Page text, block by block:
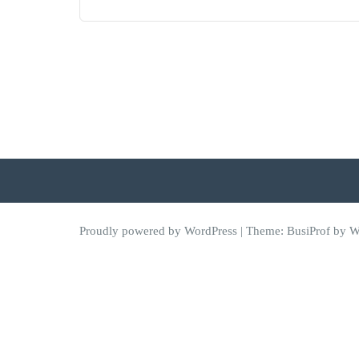
Proudly powered by WordPress | Theme: BusiProf by